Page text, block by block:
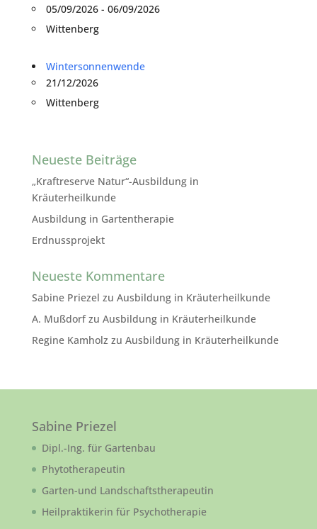
05/09/2026 - 06/09/2026
Wittenberg
Wintersonnenwende
21/12/2026
Wittenberg
Neueste Beiträge
„Kraftreserve Natur“-Ausbildung in
Kräuterheilkunde
Ausbildung in Gartentherapie
Erdnussprojekt
Neueste Kommentare
Sabine Priezel zu Ausbildung in Kräuterheilkunde
A. Mußdorfzu Ausbildung in Kräuterheilkunde
Regine Kamholz zu Ausbildung in Kräuterheilkunde
Sabine Priezel
Dipl.-Ing. für Gartenbau
Phytotherapeutin
Garten-und Landschaftstherapeutin
Heilpraktikerin für Psychotherapie